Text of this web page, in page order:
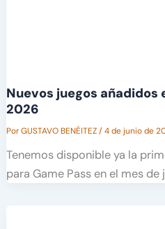
Nuevos juegos añadidos
2026
PorGUSTAVO BENÉITEZ/4 de junio de
Tenemos disponible ya la
para Game Pass en el mes de